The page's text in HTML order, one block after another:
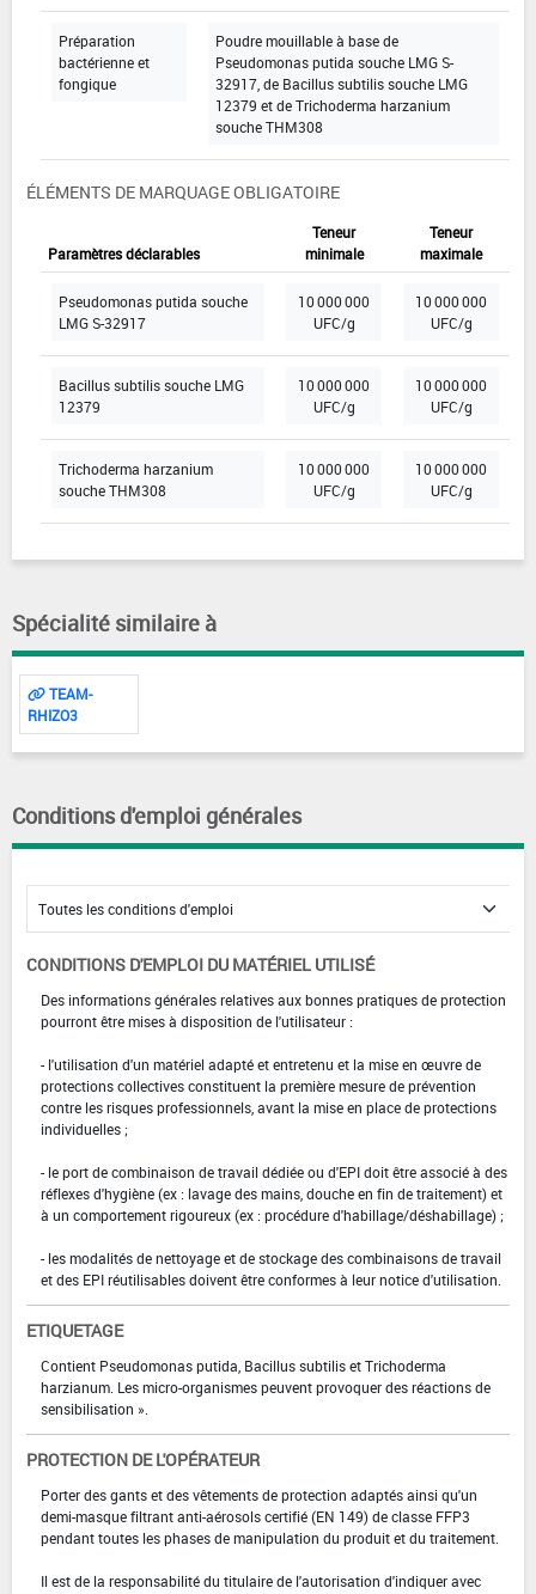
Préparation
bactérienne et
fongique
Poudre mouillable à base de
Pseudomonas putida souche LMG S-
32917, de Bacillus subtilis souche LMG
12379 et de Trichoderma harzanium
souche THM308
ÉLÉMENTS DE MARQUAGE OBLIGATOIRE
Paramètres déclarables
Teneur
minimale
Teneur
maximale
Pseudomonas putida souche
LMG S-32917
10 000 000
UFC/g
10 000 000
UFC/g
Bacillus subtilis souche LMG
12379
10 000 000
UFC/g
10 000 000
UFC/g
Trichoderma harzanium
souche THM308
10 000 000
UFC/g
10 000 000
UFC/g
Spécialité similaire à
TEAM-
RHIZO3
Conditions d'emploi générales
CONDITIONS D'EMPLOI DU MATÉRIEL UTILISÉ
Des informations générales relatives aux bonnes pratiques de protection
pourront être mises à disposition de l'utilisateur :
- l'utilisation d'un matériel adapté et entretenu et la mise en œuvre de
protections collectives constituent la première mesure de prévention
contre les risques professionnels, avant la mise en place de protections
individuelles ;
- le port de combinaison de travail dédiée ou d'EPI doit être associé à des
réflexes d'hygiène (ex : lavage des mains, douche en fin de traitement) et
à un comportement rigoureux (ex : procédure d'habillage/déshabillage) ;
- les modalités de nettoyage et de stockage des combinaisons de travail
et des EPI réutilisables doivent être conformes à leur notice d'utilisation.
ETIQUETAGE
Contient Pseudomonas putida, Bacillus subtilis et Trichoderma
harzianum. Les micro-organismes peuvent provoquer des réactions de
sensibilisation ».
PROTECTION DE L'OPÉRATEUR
Porter des gants et des vêtements de protection adaptés ainsi qu'un
demi-masque filtrant anti-aérosols certifié (EN 149) de classe FFP3
pendant toutes les phases de manipulation du produit et du traitement.
Il est de la responsabilité du titulaire de l'autorisation d'indiquer avec